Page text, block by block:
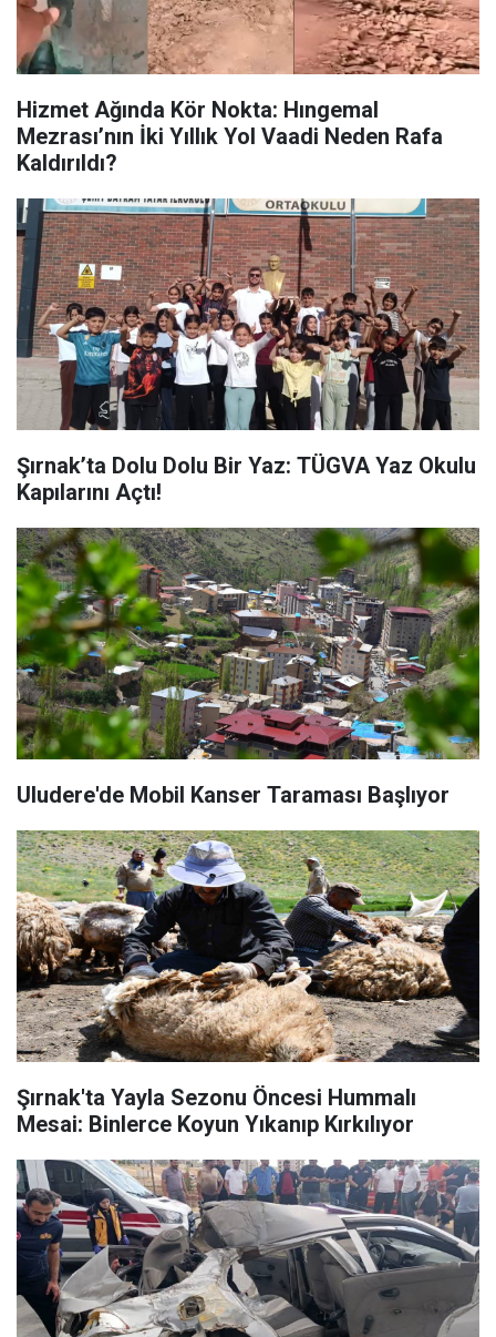
Hizmet Ağında Kör Nokta: Hıngemal
Mezrası’nın İki Yıllık Yol Vaadi Neden Rafa
Kaldırıldı?
Şırnak’ta Dolu Dolu Bir Yaz: TÜGVA Yaz Okulu
Kapılarını Açtı!
Uludere'de Mobil Kanser Taraması Başlıyor
Şırnak'ta Yayla Sezonu Öncesi Hummalı
Mesai: Binlerce Koyun Yıkanıp Kırkılıyor